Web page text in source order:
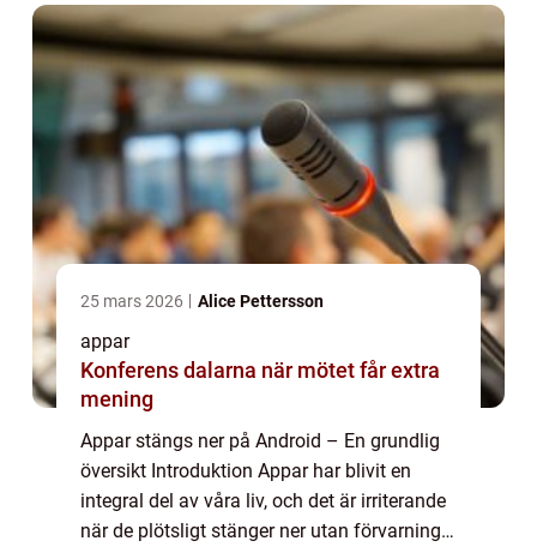
25 mars 2026 Alice Pettersson
appar
Konferens dalarna när mötet får extra
mening
Appar stängs ner på Android – En grundlig
översikt Introduktion Appar har blivit en
integral del av våra liv, och det är irriterande
när de plötsligt stänger ner utan förvarning.